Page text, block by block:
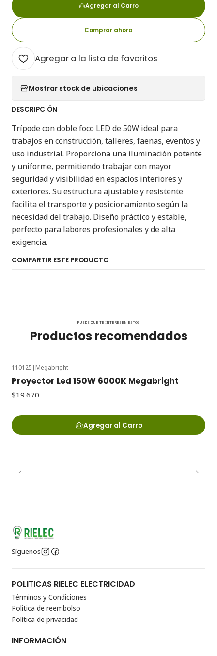
Agregar al Carro
Comprar ahora
Agregar a la lista de favoritos
Mostrar stock de ubicaciones
DESCRIPCIÓN
Trípode con doble foco LED de 50W ideal para
trabajos en construcción, talleres, faenas, eventos y
uso industrial. Proporciona una iluminación potente
y uniforme, permitiendo trabajar con mayor
seguridad y visibilidad en espacios interiores y
exteriores. Su estructura ajustable y resistente
facilita el transporte y posicionamiento según la
necesidad del trabajo. Diseño práctico y estable,
perfecto para labores profesionales y de alta
exigencia.
COMPARTIR ESTE PRODUCTO
PUEDE QUE TE INTERESEN ESTOS
Productos recomendados
110125 | Megabright
Proyector Led 150W 6000K Megabright
$19.670
Agregar al Carro
Síguenos
POLITICAS RIELEC ELECTRICIDAD
Términos y Condiciones
Politica de reembolso
Política de privacidad
INFORMACIÓN